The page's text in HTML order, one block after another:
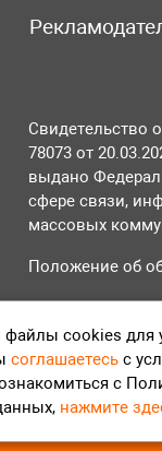
Свидетельство
78073 от
выдано
сфере связи,
массовых
Положение об
cookies для
соглашаетесь с
с
нажмите